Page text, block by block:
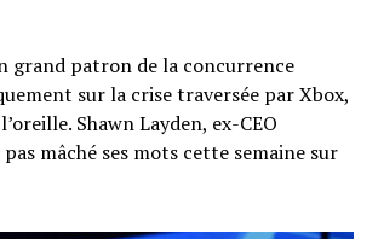
grand patron de la concurrence
sur la crise traversée par Xbox,
Shawn Layden, ex-CEO
mâché ses mots cette semaine sur